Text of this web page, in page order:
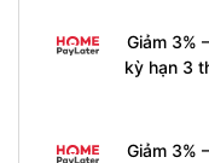
Giảm 3%
kỳ hạn 3
Giảm 3%